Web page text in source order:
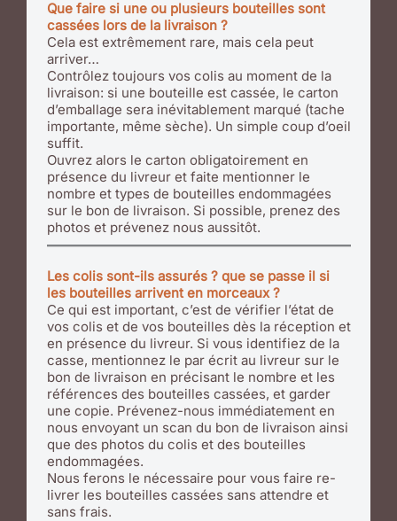
Que faire si une ou plusieurs bouteilles sont
cassées lors de la livraison ?
Cela est extrêmement rare, mais cela peut
arriver…
Contrôlez toujours vos colis au moment de la
livraison: si une bouteille est cassée, le carton
d’emballage sera inévitablement marqué (tache
importante, même sèche). Un simple coup d’oeil
suffit.
Ouvrez alors le carton obligatoirement en
présence du livreur et faite mentionner le
nombre et types de bouteilles endommagées
sur le bon de livraison. Si possible, prenez des
photos et prévenez nous aussitôt.
Les colis sont-ils assurés ? que se passe il si
les bouteilles arrivent en morceaux ?
Ce qui est important, c’est de vérifier l’état de
vos colis et de vos bouteilles dès la réception et
en présence du livreur. Si vous identifiez de la
casse, mentionnez le par écrit au livreur sur le
bon de livraison en précisant le nombre et les
références des bouteilles cassées, et garder
une copie. Prévenez-nous immédiatement en
nous envoyant un scan du bon de livraison ainsi
que des photos du colis et des bouteilles
endommagées.
Nous ferons le nécessaire pour vous faire re-
livrer les bouteilles cassées sans attendre et
sans frais.